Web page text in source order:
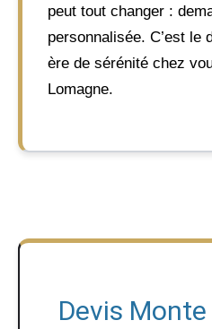
peut tout changer :
personnalisée. C’est le
ère de sérénité chez
Lomagne.
Devis